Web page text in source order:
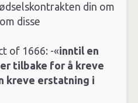
din om
disse
of 1666: -«inntil en
tilbake for å kreve
kreve erstatning i